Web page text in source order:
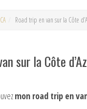
Road trip en van sur la Côte
sur la Côte
mon road trip en